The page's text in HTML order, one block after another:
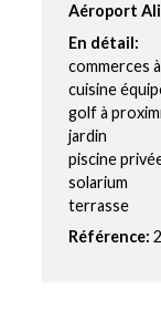
Aéroport
En détail:
commerces
cuisine
golf à
jardin
piscine
solarium
terrasse
Référence: